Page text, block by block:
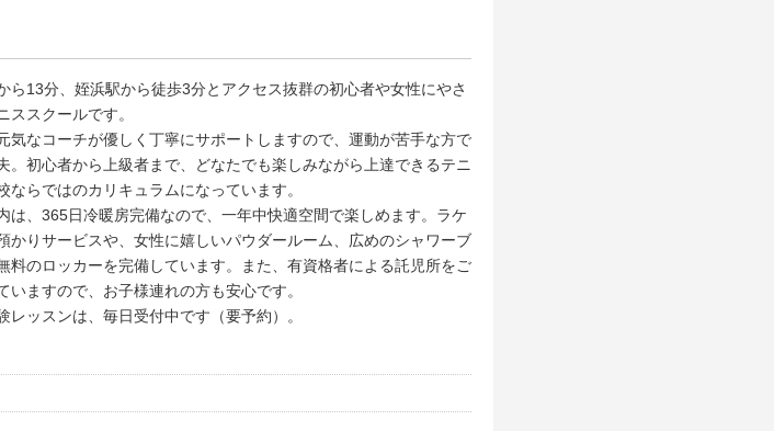
ら13分、姪浜駅から徒歩3分とアクセス抜群の初心者や女性にやさ
ススクールです。
気なコーチが優しく丁寧にサポートしますので、運動が苦手な方で
。初心者から上級者まで、どなたでも楽しみながら上達できるテニ
ならではのカリキュラムになっています。
は、365日冷暖房完備なので、一年中快適空間で楽しめます。ラケ
かりサービスや、女性に嬉しいパウダールーム、広めのシャワーブ
料のロッカーを完備しています。また、有資格者による託児所をご
いますので、お子様連れの方も安心です。
レッスンは、毎日受付中です（要予約）。